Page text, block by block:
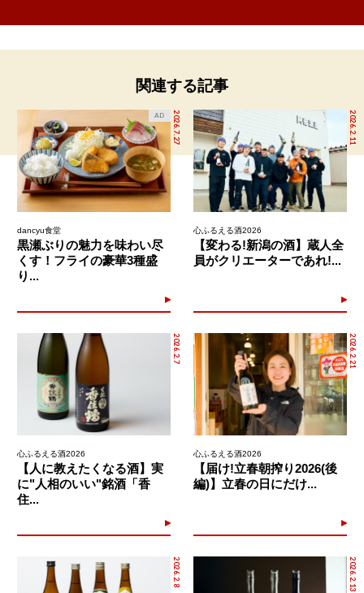
関連する記事
2026.7.27
AD
dancyu食堂
黒瀬ぶりの魅力を味わい尽
くす！フライの豪華3種盛
り...
2026.2.11
心ふるえる酒2026
【変わる!新潟の酒】蔵人全
員がクリエーターであれ!...
2026.2.7
心ふるえる酒2026
【人に教えたくなる酒】実
に"人相のいい"銘酒「香
住...
2026.2.21
心ふるえる酒2026
【届け!立春朝搾り2026(後
編)】立春の日にだけ...
2026.2.8 2026.2.13